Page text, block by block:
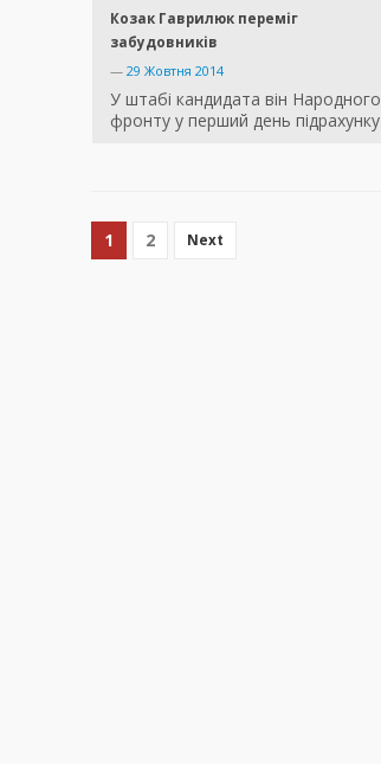
Козак Гаврилюк переміг
забудовників
— 29 Жовтня 2014
У штабі кандидата він Народного
фронту у перший день підрахунку
1 2 Next